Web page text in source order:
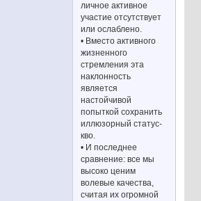
личное активное
участие отсутствует
или ослаблено.
• Вместо активного
жизненного
стремления эта
наклонность
является
настойчивой
попыткой сохранить
иллюзорный статус-
кво.
• И последнее
сравнение: все мы
высоко ценим
волевые качества,
считая их огромной